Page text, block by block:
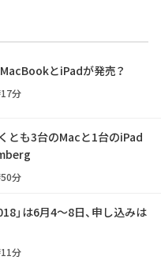
とiPadが発売？
分
とも3台のMacと1台のiPad
分
」は6月4～8日、申し込みは
分